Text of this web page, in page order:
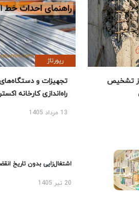
تشخیص
رپورتاژ
تجهیزات و دستگاه‌های
راه‌اندازی کارخانه
13 مرداد 1405
اشتغال‌زایی بدون تاریخ انقضا
20 تیر 1405